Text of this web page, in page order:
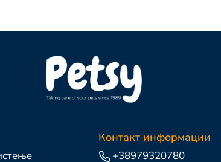
Контакт информации
+38979320780